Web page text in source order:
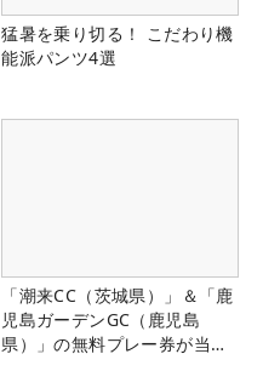
猛暑を乗り切る！ こだわり機
能派パンツ4選
「潮来CC（茨城県）」＆「鹿
児島ガーデンGC（鹿児島
県）」の無料プレー券が当た